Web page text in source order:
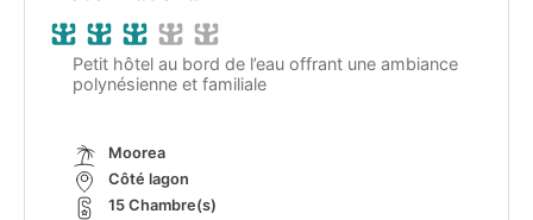
Petit hôtel au bord de l’eau offrant une ambiance
polynésienne et familiale
Moorea
Côté lagon
15 Chambre(s)